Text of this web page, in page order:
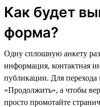
Как будет
форма?
Одну сплошную анкету
информация, контактная
публикации. Для
«Продолжить», а чтобы
просто промотайте